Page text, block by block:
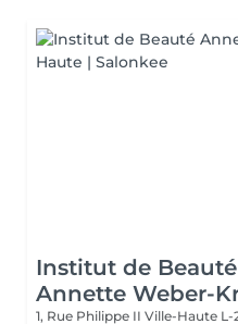
Institut de Beauté
Annette Weber-
1, Rue Philippe II Ville-Haute L-